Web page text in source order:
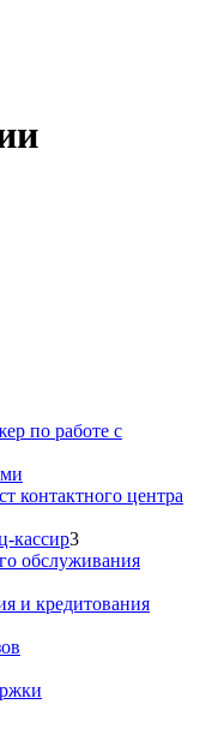
по работе с
контактного центра
кассир3
обслуживания
и кредитования